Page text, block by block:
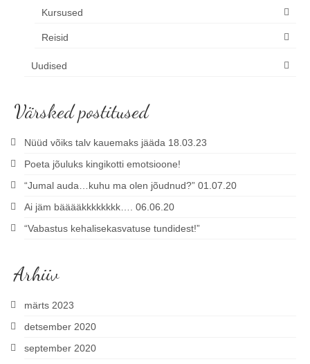
Kursused
Reisid
Uudised
Värsked postitused
Nüüd võiks talv kauemaks jääda 18.03.23
Poeta jõuluks kingikotti emotsioone!
“Jumal auda…kuhu ma olen jõudnud?” 01.07.20
Ai jäm bääääkkkkkkkk…. 06.06.20
“Vabastus kehalisekasvatuse tundidest!”
Arhiiv
märts 2023
detsember 2020
september 2020